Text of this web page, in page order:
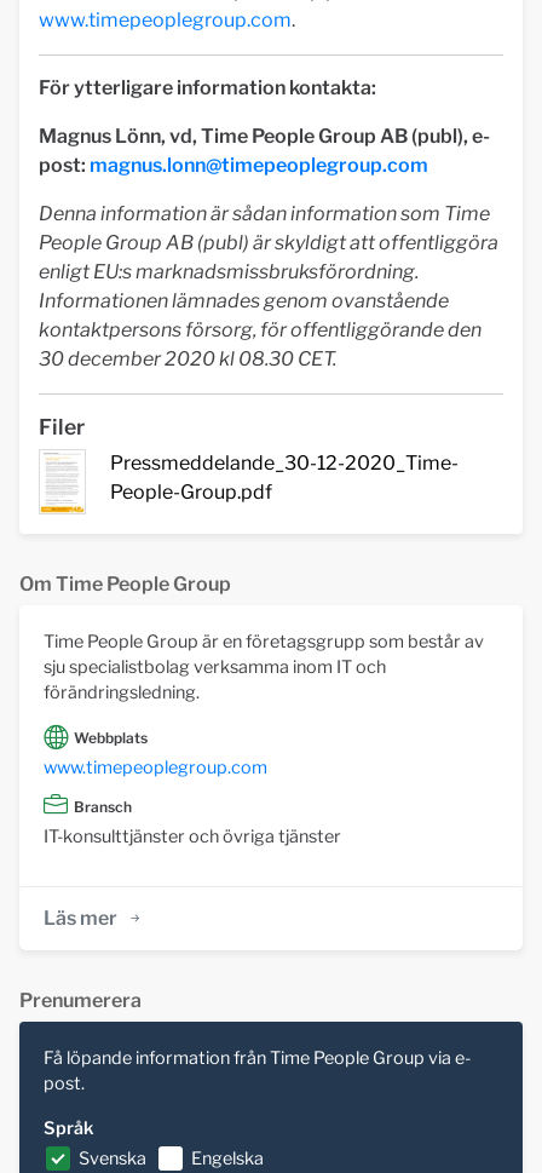
www.timepeoplegroup.com.
För ytterligare information kontakta:
Magnus Lönn, vd, Time People Group AB (publ), e-
post: magnus.lonn@timepeoplegroup.com
Denna information är sådan information som Time
People Group AB (publ) är skyldigt att offentliggöra
enligt EU:smarknadsmissbruksförordning.
Informationen lämnades genom ovanstående
kontaktpersons försorg, för offentliggörandeden
30 december 2020 kl 08.30 CET.
Filer
Pressmeddelande_30-12-2020_Time-
People-Group.pdf
Om Time People Group
Time People Group är en företagsgrupp som består av
sju specialistbolag verksamma inom IT och
förändringsledning.
Webbplats
www.timepeoplegroup.com
Bransch
IT-konsulttjänster och övriga tjänster
Läs mer
Prenumerera
Få löpande information från Time People Group via e-
post.
Språk
Svenska
Engelska